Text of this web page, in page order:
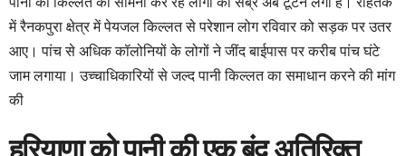
में रैनकपुरा क्षेत्र में पेयजल किल्लत से परेशान लोग रविवार को सड़क पर उतर
आए। पांच से अधिक कॉलोनियों के लोगों ने जींद बाईपास पर करीब पांच घंटे
जाम लगाया। उच्चाधिकारियों से जल्द पानी किल्लत का समाधान करने की मांग
की